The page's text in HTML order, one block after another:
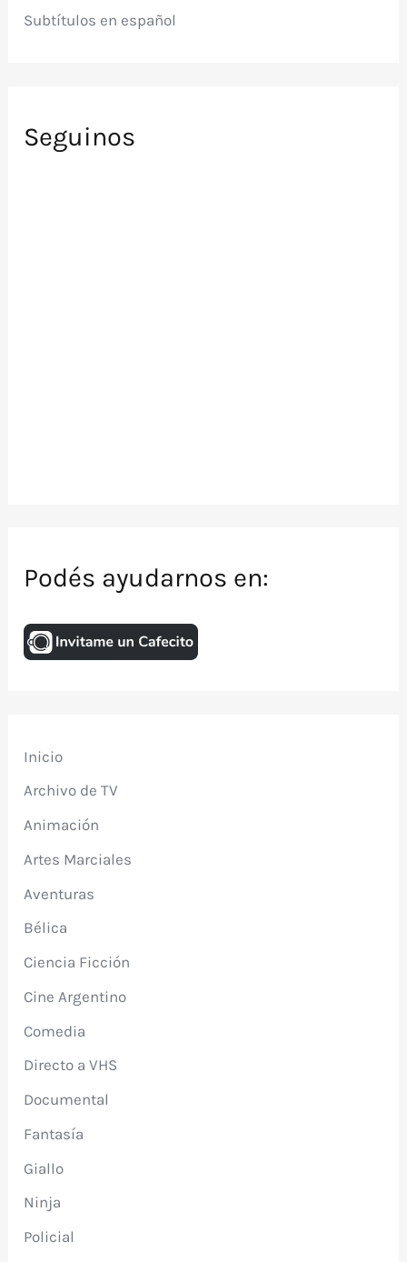
Subtítulos en español
Seguinos
Podés ayudarnos en:
Inicio
Archivo de TV
Animación
Artes Marciales
Aventuras
Bélica
Ciencia Ficción
Cine Argentino
Comedia
Directo a VHS
Documental
Fantasía
Giallo
Ninja
Policial